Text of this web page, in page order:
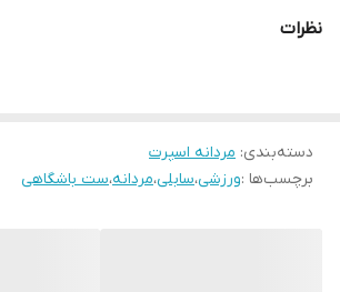
نظرات
دسته‌بندی: مردانه اسپرت
برچسب‌ها :ورزشی،سابلی،مردانه،ست باشگاهی